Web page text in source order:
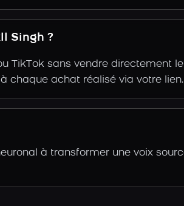
Singh ?
TikTok sans vendre directement
chaque achat réalisé via votre lien.
à transformer une voix